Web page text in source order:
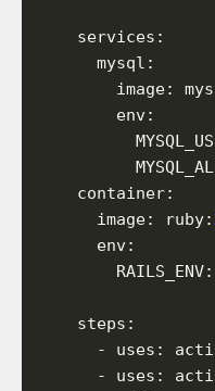
services :
mysql :
image:
env:
container:
image: ruby:
env:
RAILS_ENV:
steps :
-
uses :
-
uses :